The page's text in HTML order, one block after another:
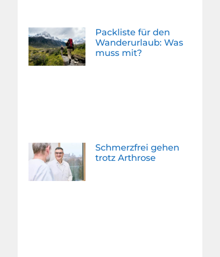
Packliste für den
Wanderurlaub: Was
muss mit?
Schmerzfrei gehen
trotz Arthrose